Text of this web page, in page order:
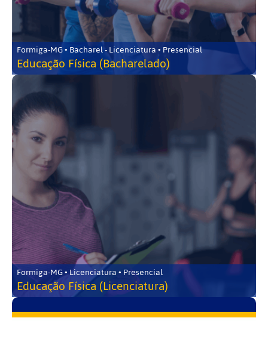
Formiga-MG • Bacharel - Licenciatura • Presencial
Educação Física (Bacharelado)
Formiga-MG • Licenciatura • Presencial
Educação Física (Licenciatura)